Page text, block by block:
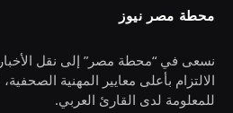
محطة مصر نيوز
نسعى في “محطة مصر” إلى نقل الأخبار
الالتزام بأعلى معايير المهنية
للمعلومة لدى القارئ العربي.